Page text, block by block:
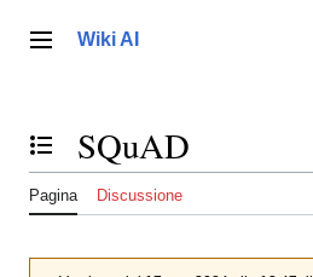
contenutoMenu principale
Wiki AI
Toggle the table of contents
SQuAD
Pagina Discussione